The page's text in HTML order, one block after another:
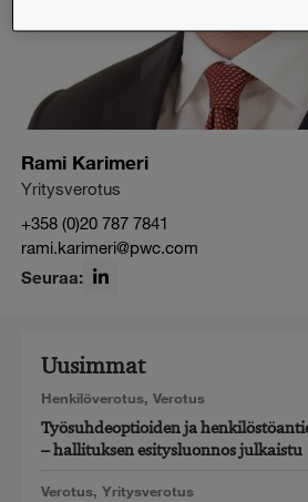
Rami Karimeri
Yritysverotus
+358 (0)20 787 7841
rami.karimeri@pwc.com
Seuraa:
Uusimmat
Henkilöverotus, Verotus
Työsuhdeoptioiden ja
– hallituksen esitysluonnos julkaistu
Verotus, Yritysverotus